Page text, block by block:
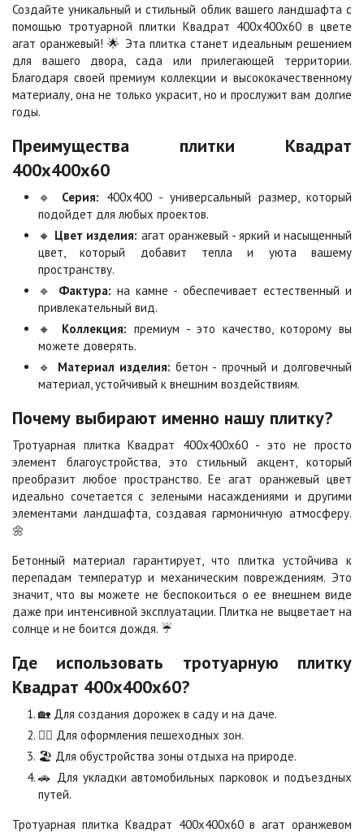
Каир
Цена по запросу
Кармен
Цена по запросу
Клинкер
Цена по запросу
Конго
Цена по запросу
Коричневая
Цена по запросу
Красная
Цена по запросу Цена по запросу
Мокко
Цена по запросу
Неаполь
Оранжевая
Цена по запросу
Осень
Цена по запросу
Особая серия
Цена по запросу
Сансет
Цена по запросу
Сахара Серая
Серо-белая
Цена по запросу
Сомон
Цена по запросу
Цена по запросу Цена по запросу
Стоун
Цена по запросу
Черная
Создайте уникальный и стильный облик вашего ландшафта с
помощью тротуарной плитки Квадрат 400х400х60 в цвете
агат оранжевый! 🌟 Эта плитка станет идеальным решением
для вашего двора, сада или прилегающей территории.
Благодаря своей премиум коллекции и высококачественному
материалу, она не только украсит, но и прослужит вам долгие
годы.
Преимущества плитки Квадрат
400х400х60
🔹 Серия: 400х400 - универсальный размер, который
подойдет для любых проектов.
🔸 Цвет изделия: агат оранжевый - яркий и насыщенный
цвет, который добавит тепла и уюта вашему
пространству.
🔹 Фактура: на камне - обеспечивает естественный и
привлекательный вид.
🔸 Коллекция: премиум - это качество, которому вы
можете доверять.
🔹 Материал изделия: бетон - прочный и долговечный
материал, устойчивый к внешним воздействиям.
Почему выбирают именно нашу плитку?
Тротуарная плитка Квадрат 400х400х60 - это не просто
элемент благоустройства, это стильный акцент, который
преобразит любое пространство. Ее агат оранжевый цвет
идеально сочетается с зелеными насаждениями и другими
элементами ландшафта, создавая гармоничную атмосферу.
🌼
Бетонный материал гарантирует, что плитка устойчива к
перепадам температур и механическим повреждениям. Это
значит, что вы можете не беспокоиться о ее внешнем виде
даже при интенсивной эксплуатации. Плитка не выцветает на
солнце и не боится дождя. ☔
Где использовать тротуарную плитку
Квадрат 400х400х60?
🏡 Для создания дорожек в саду и на даче.
🚶‍♂️ Для оформления пешеходных зон.
🏖️ Для обустройства зоны отдыха на природе.
🚗 Для укладки автомобильных парковок и подъездных
путей.
Тротуарная плитка Квадрат 400х400х60 в агат оранжевом